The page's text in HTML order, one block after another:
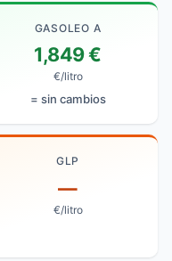
GASOLEO A
1,849 €
€/litro
= sin cambios
GLP
—
€/litro